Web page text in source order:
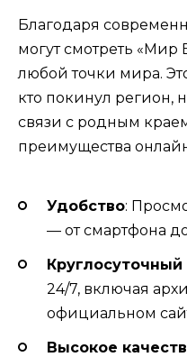
Благодаря
могут смотреть «Мир
любой точки мира.
кто покинул регион,
связи с родным
преимущества
Удобство:
— от смартфона
Круглосуточный
24/7, включая
официальном
Высокое